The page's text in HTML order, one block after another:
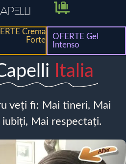
Crema
Forte
OFERTE Gel
Intenso
Italia
veți fi: Mai tineri, Mai
Mai respectați.